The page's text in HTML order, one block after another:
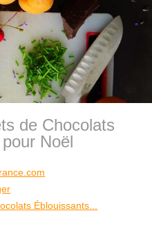
de Chocolats
Noël
Éblouissants...